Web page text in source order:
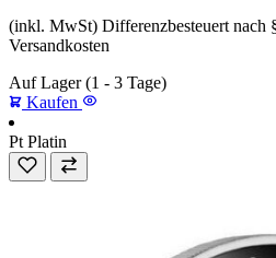
(inkl. MwSt) Differenzbesteuert nach
Versandkosten
Auf Lager (1 - 3 Tage)
Kaufen
Pt Platin